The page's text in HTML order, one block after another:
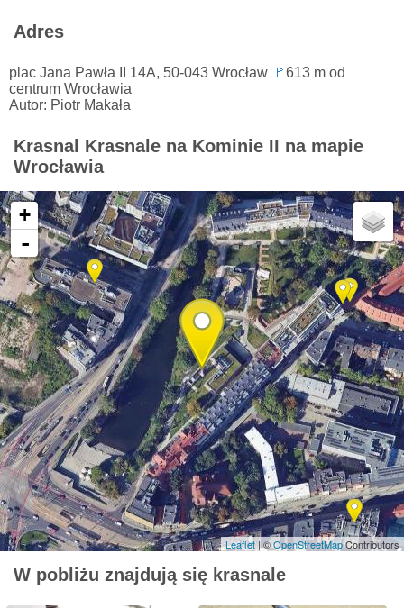
Adres
plac Jana Pawła II 14A, 50-043 Wrocław 🚩613 m od
centrum Wrocławia
Autor: Piotr Makała
Krasnal Krasnale na Kominie II na mapie
Wrocławia
+
-
Leaflet| ©OpenStreetMapContributors
W pobliżu znajdują się krasnale